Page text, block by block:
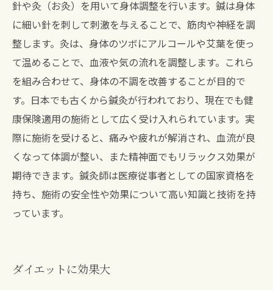
針や灸（お灸）を用いて身体調整を行います。鍼は身体
に細い針を刺して刺激を与えることで、筋肉や神経を調
整します。灸は、身体のツボにアルコールや艾葉を使っ
て温めることで、血液や気の流れを調整します。これら
を組み合わせて、身体の不調を改善することが目的で
す。日本でも古くから鍼灸が行われており、現在でも健
康保険適用の施術として広く受け入れられています。実
際に施術を受けると、痛みや疲れが解消され、血流が良
くなって体調が整い、また精神面でもリラックス効果が
期待できます。鍼灸師は医療従事者としての国家資格を
持ち、施術の安全性や効果について高い知識と技術を持
っています。
ダイエットに効果大